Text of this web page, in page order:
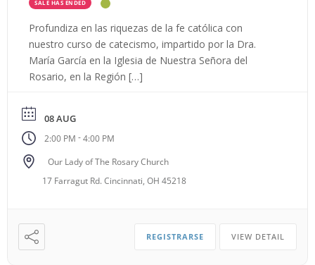
SALE HAS ENDED
Profundiza en las riquezas de la fe católica con
nuestro curso de catecismo, impartido por la Dra.
María García en la Iglesia de Nuestra Señora del
Rosario, en la Región […]
08 AUG
2:00 PM -4:00 PM
Our Lady of The Rosary Church
17 Farragut Rd. Cincinnati, OH 45218
REGISTRARSE VIEW DETAIL